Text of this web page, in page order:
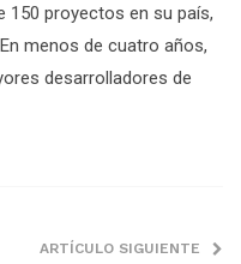
150 proyectos en su país,
menos de cuatro años,
desarrolladores de
ARTÍCULO SIGUIENTE